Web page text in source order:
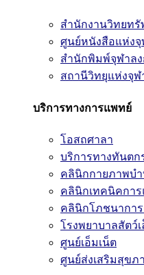
สำนักงานวิทยทรั
ศูนย์หนังสือแห่งจุ
สำนักพิมพ์จุฬาล
สถานีวิทยุแห่งจุฬ
บริการทางการแพทย์
โอสถศาลา
บริการทางทันตก
คลินิกกายภาพบ
คลินิกเทคนิคกา
คลินิกโภชนากา
โรงพยาบาลสัตว์
ศูนย์เอ็มเน็ต
ศูนย์ส่งเสริมสุขภ